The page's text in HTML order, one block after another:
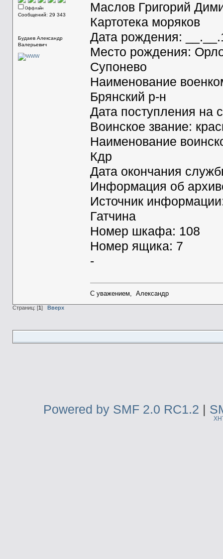
Оффлайн
Сообщений: 29 343
Будаев Александр
Валерьевич
Маслов Григорий
Картотека моряков
Дата рождения:
Место рождения:
Супонево
Наименование
Брянский р-н
Дата поступления на
Воинское звание:
Наименование
Кдр
Дата окончания
Информация об
Источник
Гатчина
Номер шкафа: 108
Номер ящика: 7
-
С уважением, Александр
Страниц: [1] Вверх
Powered by SMF 2.0 RC1.2 |